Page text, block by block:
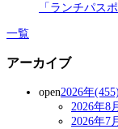
「ランチパス
一覧
アーカイブ
open2026年(455)
2026年8
2026年7